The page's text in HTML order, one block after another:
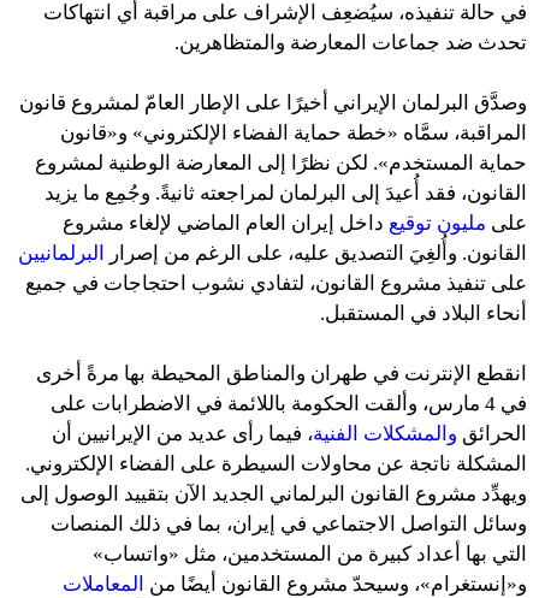
في حالة تنفيذه، سيُضعِف الإشراف على مراقبة أي انتهاكات
تحدث ضد جماعات المعارضة والمتظاهرين.
وصدَّق البرلمان الإيراني أخيرًا على الإطار العامّ لمشروع قانون
المراقبة، سمَّاه «خطة حماية الفضاء الإلكتروني» و«قانون
حماية المستخدم». لكن نظرًا إلى المعارضة الوطنية لمشروع
القانون، فقد أُعيدَ إلى البرلمان لمراجعته ثانيةً. وجُمِع ما يزيد
على مليون توقيع داخل إيران العام الماضي لإلغاء مشروع
القانون. وأُلغِيَ التصديق عليه، على الرغم من إصرار
البرلمانيين
على تنفيذ مشروع القانون، لتفادي نشوب احتجاجات في جميع
أنحاء البلاد في المستقبل.
انقطع الإنترنت في طهران والمناطق المحيطة بها مرةً أخرى
في 4 مارس، وألقت الحكومة باللائمة في الاضطرابات على
الحرائق والمشكلات الفنية، فيما رأى عديد من الإيرانيين أن
المشكلة ناتجة عن محاولات السيطرة على الفضاء الإلكتروني.
ويهدِّد مشروع القانون البرلماني الجديد الآن بتقييد الوصول إلى
وسائل التواصل الاجتماعي في إيران، بما في ذلك المنصات
التي بها أعداد كبيرة من المستخدمين، مثل «واتساب»
و«إنستغرام»، وسيحدّ مشروع القانون أيضًا من المعاملات